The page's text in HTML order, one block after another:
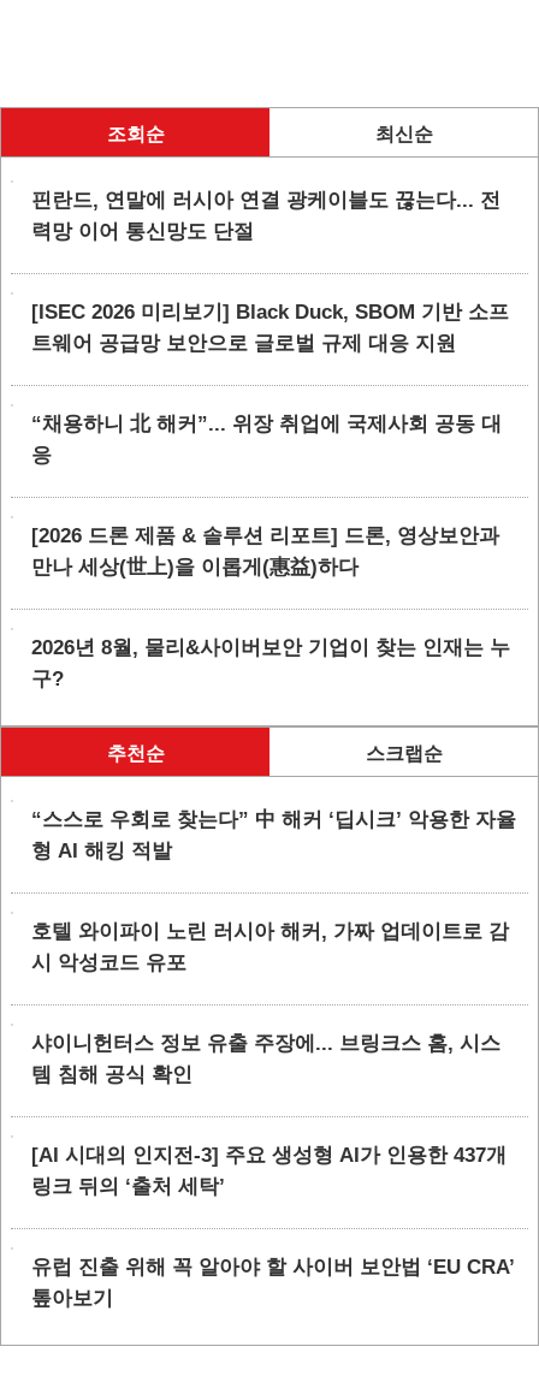
조회순 최신순
핀란드, 연말에 러시아 연결 광케이블도 끊는다... 전
력망 이어 통신망도 단절
[ISEC 2026 미리보기] Black Duck, SBOM 기반 소프
트웨어 공급망 보안으로 글로벌 규제 대응 지원
“채용하니 北 해커”... 위장 취업에 국제사회 공동 대
응
[2026 드론 제품 & 솔루션 리포트] 드론, 영상보안과
만나 세상(世上)을 이롭게(惠益)하다
2026년 8월, 물리&사이버보안 기업이 찾는 인재는 누
구?
추천순 스크랩순
“스스로 우회로 찾는다” 中 해커 ‘딥시크’ 악용한 자율
형 AI 해킹 적발
호텔 와이파이 노린 러시아 해커, 가짜 업데이트로 감
시 악성코드 유포
샤이니헌터스 정보 유출 주장에... 브링크스 홈, 시스
템 침해 공식 확인
[AI 시대의 인지전-3] 주요 생성형 AI가 인용한 437개
링크 뒤의 ‘출처 세탁’
유럽 진출 위해 꼭 알아야 할 사이버 보안법 ‘EU CRA’
톺아보기